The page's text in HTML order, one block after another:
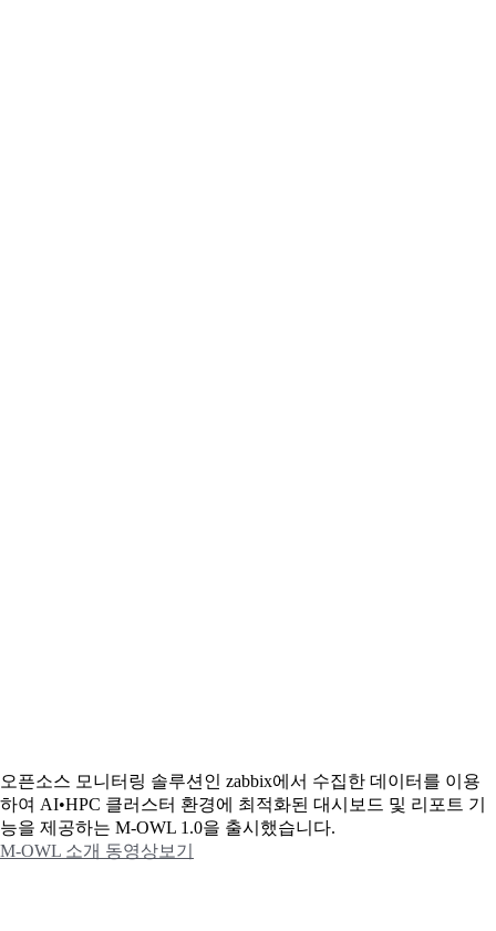
오픈소스 모니터링 솔루션인 zabbix에서 수집한 데이터를 이용
하여 AI•HPC 클러스터 환경에 최적화된 대시보드 및 리포트 기
능을 제공하는 M-OWL 1.0을 출시했습니다.
M-OWL 소개 동영상보기